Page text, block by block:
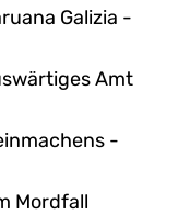
Galizia -
Amt
-
Mordfall